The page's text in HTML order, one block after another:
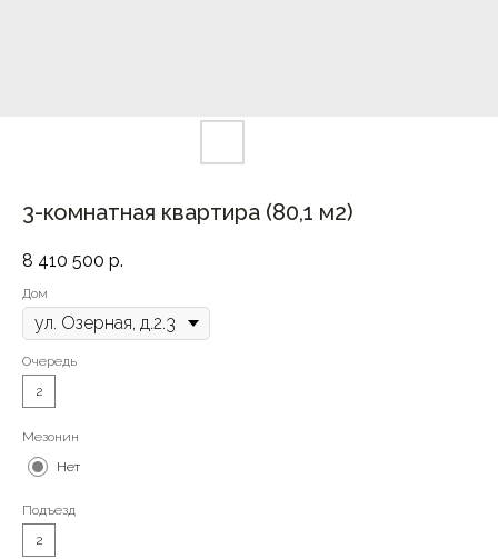
3-комнатная квартира (80,1 м2)
8 410 500 р.
Дом
Очередь
2
Мезонин
Нет
Подъезд
2